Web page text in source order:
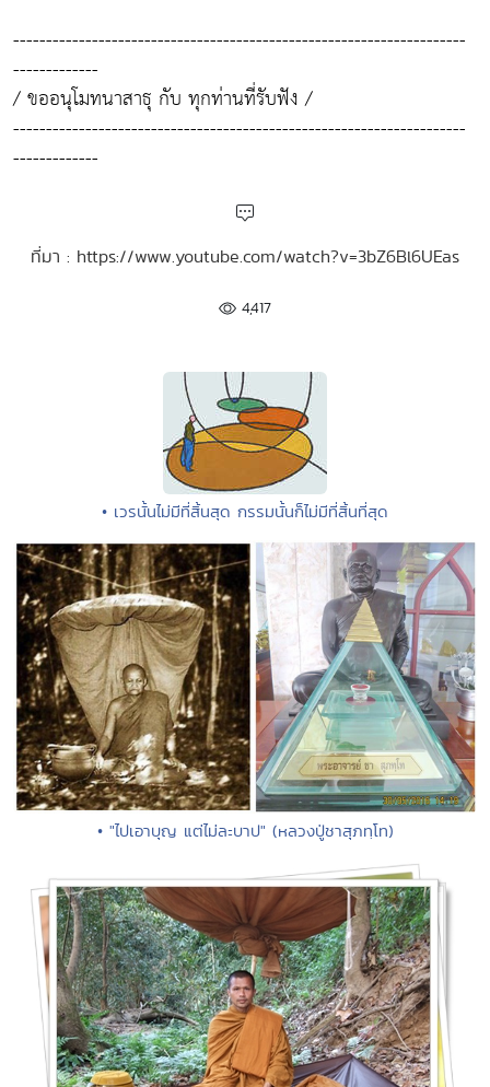
---------------------------------------------------------------------
-------------
/ ขออนุโมทนาสาธุ กับ ทุกท่านที่รับฟัง /
---------------------------------------------------------------------
-------------
ที่มา : https://www.youtube.com/watch?v=3bZ6Bl6UEas
4,417
• เวรนั้นไม่มีที่สิ้นสุด กรรมนั้นก็ไม่มีที่สิ้นที่สุด
• "ไปเอาบุญ แต่ไม่ละบาป" (หลวงปู่ชาสุภทฺโท)